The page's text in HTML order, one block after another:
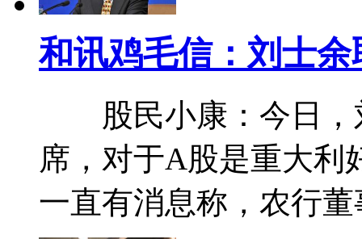
和讯鸡毛信：刘士
股民小康：今日，
席，对于A股是重大
一直有消息称，农行